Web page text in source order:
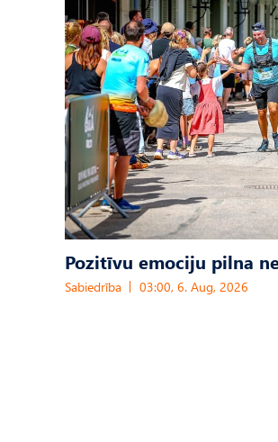
Pozitīvu emociju pilna
Sabiedrība 03:00, 6. Aug, 2026